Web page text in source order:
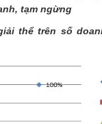
tạm ngừng
thể trên số